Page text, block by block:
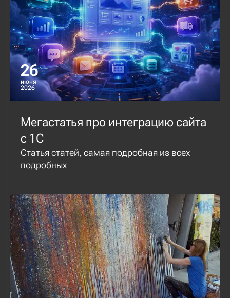
26
июня
2026
Мегастатья про интеграцию сайта
с 1С
Статья статей, самая подробная из всех
подробных